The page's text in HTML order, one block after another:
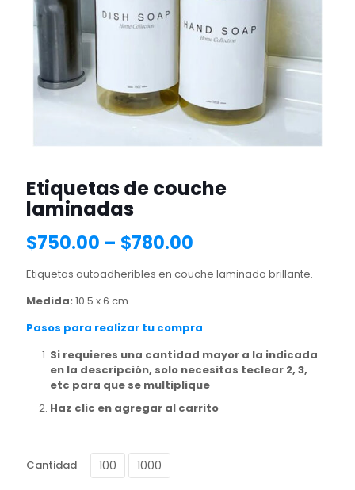
Etiquetas de couche
laminadas
$750.00 – $780.00
Etiquetas autoadheribles en couche laminado brillante.
Medida: 10.5 x 6 cm
Pasos para realizar tu compra
Si requieres una cantidad mayor a la indicada
en la descripción, solo necesitas teclear 2, 3,
etc para que se multiplique
Haz clic en agregar al carrito
Cantidad 100 1000